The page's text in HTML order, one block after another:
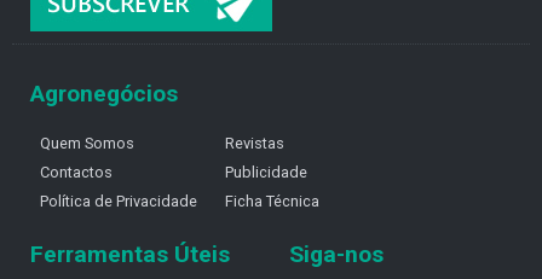
Agronegócios
Quem Somos
Contactos
Política de Privacidade
Revistas
Publicidade
Ficha Técnica
Ferramentas Úteis Siga-nos